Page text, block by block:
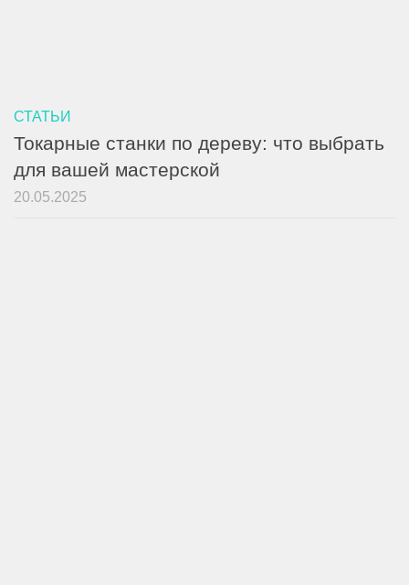
СТАТЬИ
Токарные станки по дереву: что выбрать
для вашей мастерской
20.05.2025